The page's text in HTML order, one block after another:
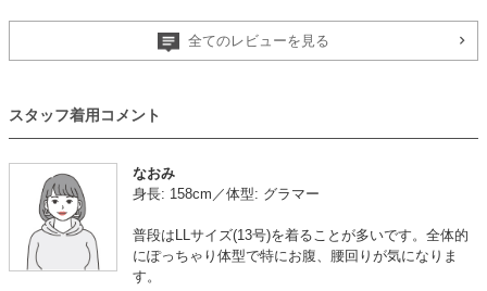
スーツやドレスをレンタルできるのは便利で有難いです。
【一緒に注文した商品】
年齢 : 30代 後半
サイズ :ぴったり
全てのレビューを見る
スタッフ着用コメント
なおみ
身長: 158cm／体型: グラマー
普段はLLサイズ(13号)を着ることが多いです。全体的
にぽっちゃり体型で特にお腹、腰回りが気になりま
す。